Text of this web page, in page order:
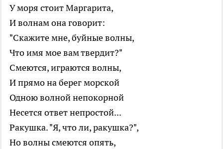
У моря стоит Маргарита,
И волнам она говорит:
"Скажите мне, буйные волны,
Что имя мое вам твердит?"
Смеются, играются волны,
И прямо на берег морской
Одною волной непокорной
Несется ответ непростой...
Ракушка. "Я, что ли, ракушка?",
Но волны смеются опять,